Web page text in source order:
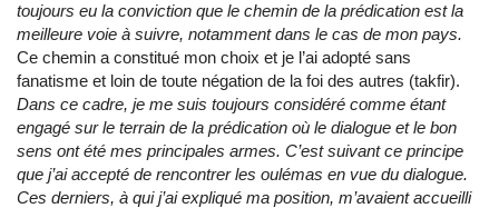
toujours eu la conviction que le chemin de la prédication est la
meilleure voie à suivre, notamment dans le cas de mon pays.
Ce chemin a constitué mon choix et je l’ai adopté sans
fanatisme et loin de toute négation de la foi des autres (takfir).
Dans ce cadre, je me suis toujours considéré comme étant
engagé sur le terrain de la prédication où le dialogue et le bon
sens ont été mes principales armes. C’est suivant ce principe
que j’ai accepté de rencontrer les oulémas en vue du dialogue.
Ces derniers, à qui j’ai expliqué ma position, m’avaient accueilli